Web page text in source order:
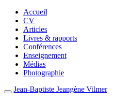
Accueil
CV
Articles
Livres & rapports
Conférences
Enseignement
Médias
Photographie
Jean-Baptiste Jeangène Vilmer